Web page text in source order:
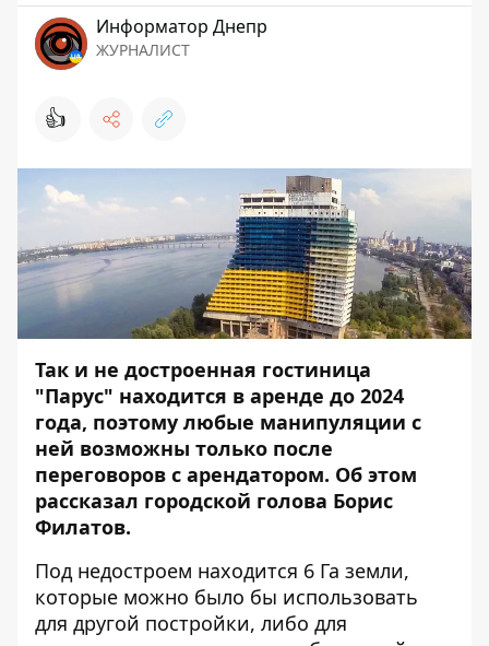
Информатор Днепр
ЖУРНАЛИСТ
👍
Так и не достроенная гостиница
"Парус" находится в аренде до 2024
года, поэтому любые манипуляции с
ней возможны только после
переговоров с арендатором. Об этом
рассказал городской голова Борис
Филатов.
Под недостроем находится 6 Га земли,
которые можно было бы использовать
для другой постройки, либо для